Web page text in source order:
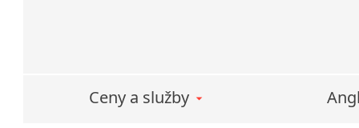
Ceny a služby